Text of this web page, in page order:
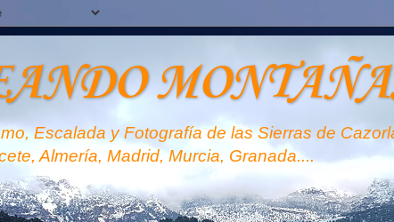
Escalada y Fotografía de las Sierras de
Almería, Madrid, Murcia, Granada....